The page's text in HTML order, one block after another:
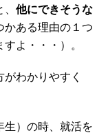
他にできそうな
かある理由の１つ
よ・・・）。
わかりやすく
生）の時、就活を